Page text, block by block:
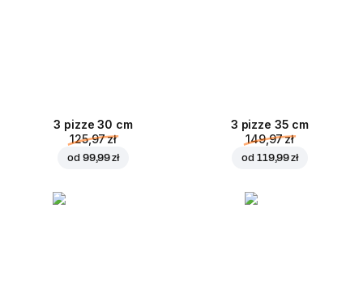
3 pizze 30 cm
125,97 zł
od 99,99 zł
3 pizze 35 cm
149,97 zł
od 119,99 zł